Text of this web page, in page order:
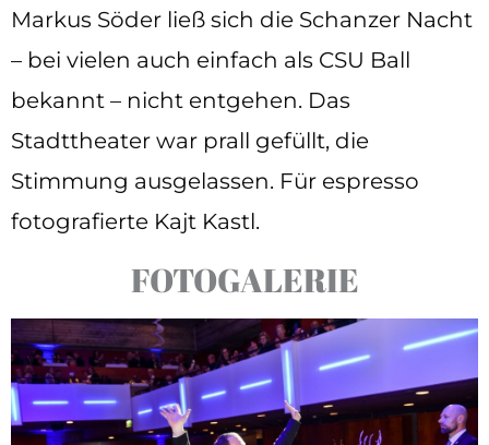
Markus Söder ließ sich die Schanzer Nacht
– bei vielen auch einfach als CSU Ball
bekannt – nicht entgehen. Das
Stadttheater war prall gefüllt, die
Stimmung ausgelassen. Für espresso
fotografierte Kajt Kastl.
FOTOGALERIE